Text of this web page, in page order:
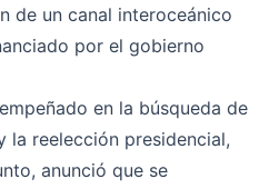
de un canal interoceánico
por el gobierno
en la búsqueda de
la reelección presidencial,
anunció que se